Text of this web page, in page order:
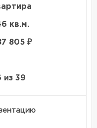
кв.м.
805 ₽
из 39